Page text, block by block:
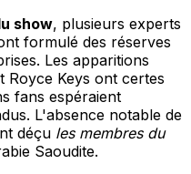
show, plusieurs experts
formulé des réserves
Les apparitions
Royce Keys ont certes
fans espéraient
L'absence notable de
déçu les membres du
Saoudite.